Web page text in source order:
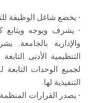
- يخضع شاغل الوظيفة
- يشرف ويوجه ويتابع
والإدارية بالجامعة.
التنظيمية الأدنى
لجميع الوحدات
التنفيذية لها.
- يصدر القرارات المنظمة